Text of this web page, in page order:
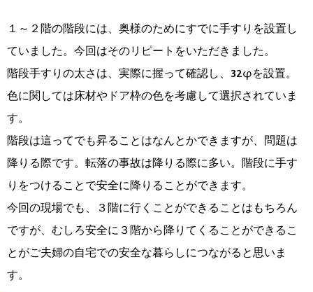
１～２階の階段には、奥様のためにすでに手すりを設置し
ていました。今回はそのリピートをいただきました。
階段手すりの太さは、実際に握って確認し、32φを設置。
色に関しては床材やドア枠の色を考慮して選択されていま
す。
階段は這ってでも昇ることはなんとかできますが、問題は
降りる際です。転落の事故は降りる際に多い。階段に手す
りをつけることで安全に降りることができます。
今回の現場でも、３階に行くことができることはもちろん
ですが、むしろ安全に３階から降りてくることができるこ
とがご夫婦の自宅での安全な暮らしにつながると思いま
す。